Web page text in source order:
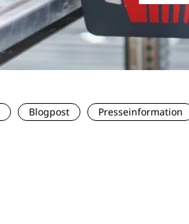
Blogpost Presseinformation